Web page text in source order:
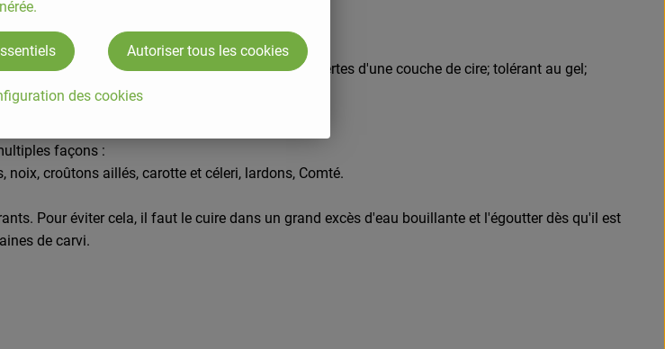
jaunes ; forme des gousses; Feuilles recouvertes d'une couche de cire; tolérant au gel;
façons :
croûtons aillés, carotte et céleri, lardons, Comté.
Pour éviter cela, il faut le cuire dans un grand excès d'eau bouillante et l'égoutter dès qu'il est
de carvi.
des cookies
Autoriser tous les cookies